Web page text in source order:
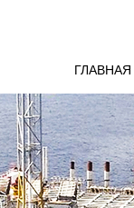
ГЛАВНАЯ